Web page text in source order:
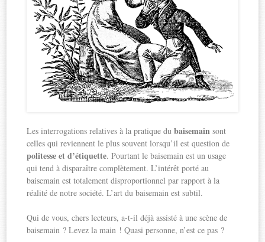
Les interrogations relatives à la pratique dubaisemain sont
celles qui reviennent le plus souvent lorsqu’il est question de
politesse et d’étiquette. Pourtant le baisemain est un usage
qui tend à disparaître complètement. L’intérêt porté au
baisemain est totalement disproportionnel par rapport à la
réalité de notre société. L’art du baisemain est subtil.
Qui de vous, chers lecteurs, a-t-il déjà assisté à une scène de
baisemain ? Levez la main ! Quasi personne, n’est ce pas ?